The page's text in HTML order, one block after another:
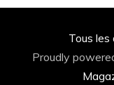
Tous
Proudly